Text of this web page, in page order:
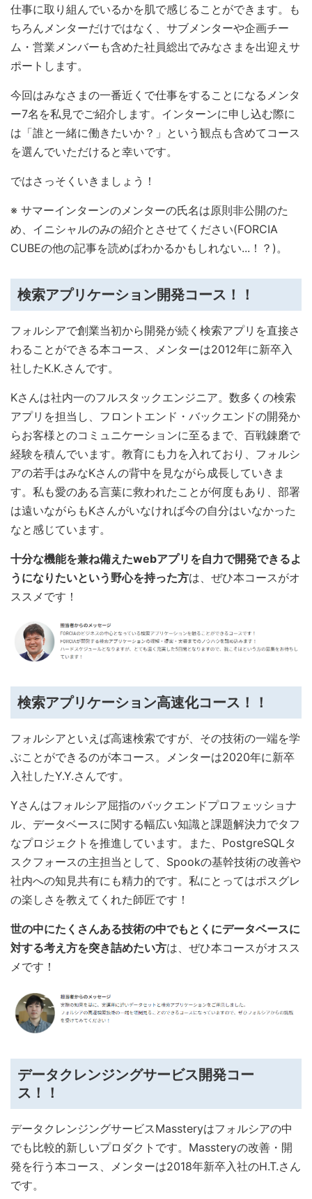
仕事に取り組んでいるかを肌で感じることができます。も
ちろんメンターだけではなく、サブメンターや企画チー
ム・営業メンバーも含めた社員総出でみなさまを出迎えサ
ポートします。
今回はみなさまの一番近くで仕事をすることになるメンタ
ー7名を私見でご紹介します。インターンに申し込む際に
は「誰と一緒に働きたいか？」という観点も含めてコース
を選んでいただけると幸いです。
ではさっそくいきましょう！
※ サマーインターンのメンターの氏名は原則非公開のた
め、イニシャルのみの紹介とさせてください(FORCIA
CUBEの他の記事を読めばわかるかもしれない...！？)。
検索アプリケーション開発コース！！
フォルシアで創業当初から開発が続く検索アプリを直接さ
わることができる本コース、メンターは2012年に新卒入
社したK.K.さんです。
Kさんは社内一のフルスタックエンジニア。数多くの検索
アプリを担当し、フロントエンド・バックエンドの開発か
らお客様とのコミュニケーションに至るまで、百戦錬磨で
経験を積んでいます。教育にも力を入れており、フォルシ
アの若手はみなKさんの背中を見ながら成長していきま
す。私も愛のある言葉に救われたことが何度もあり、部署
は遠いながらもKさんがいなければ今の自分はいなかった
なと感じています。
十分な機能を兼ね備えたwebアプリを自力で開発できるよ
うになりたいという野心を持った方は、ぜひ本コースがオ
ススメです！
検索アプリケーション高速化コース！！
フォルシアといえば高速検索ですが、その技術の一端を学
ぶことができるのが本コース。メンターは2020年に新卒
入社したY.Y.さんです。
Yさんはフォルシア屈指のバックエンドプロフェッショナ
ル、データベースに関する幅広い知識と課題解決力でタフ
なプロジェクトを推進しています。また、PostgreSQLタ
スクフォースの主担当として、Spookの基幹技術の改善や
社内への知見共有にも精力的です。私にとってはポスグレ
の楽しさを教えてくれた師匠です！
世の中にたくさんある技術の中でもとくにデータベースに
対する考え方を突き詰めたい方は、ぜひ本コースがオスス
メです！
データクレンジングサービス開発コー
ス！！
データクレンジングサービスMassteryはフォルシアの中
でも比較的新しいプロダクトです。Massteryの改善・開
発を行う本コース、メンターは2018年新卒入社のH.T.さん
です。